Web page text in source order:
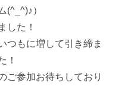
(^_^)♪）
した！
つもに増して引き締ま
！
参加お待ちしており